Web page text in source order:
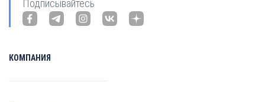
Подписывайтесь
КОМПАНИЯ